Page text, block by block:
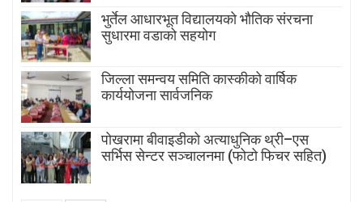
भुर्तेल आधारभूत विद्यालयको भौतिक संरचना
सुधारमा वडाको सहयोग
जिल्ला समन्वय समिति कास्कीको वार्षिक
कार्ययोजना सार्वजनिक
पोखरामा बीवाइडीको अत्याधुनिक थ्री–एस
सर्भिस सेन्टर सञ्चालनमा (फोटो फिचर सहित)